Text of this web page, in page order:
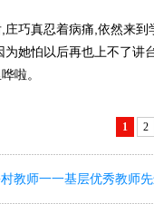
真忍着病痛,依然来到
为她怕以后再也上不了讲
啦。
1 2
教师一一基层优秀教师